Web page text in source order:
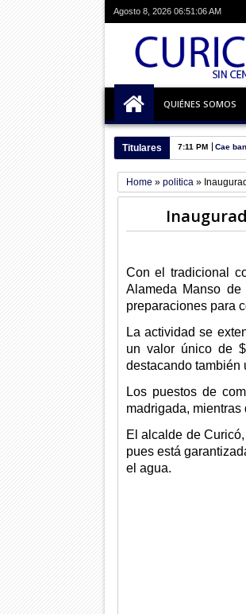
Agosto 8, 2026 06:51:07 AM
QUIÉNES SOMOS
Titulares 08:39 AM
Home » politica »
Con el tradicional
Alameda Manso
preparaciones para
La actividad se
un valor único de
destacando también
Los puestos de
madrigada,
El alcalde de
pues está
el agua.
Foto